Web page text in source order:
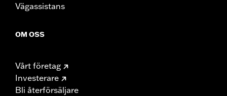
Vägassistans
OM OSS
Vårt företag
Investerare
Bli återförsäljare